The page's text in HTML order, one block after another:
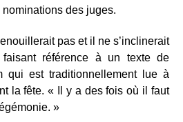
des juges.
pas et il ne s’inclinerait
référence à un texte de
qui est traditionnellement lue à
la fête. « Il y a des fois où il faut
»